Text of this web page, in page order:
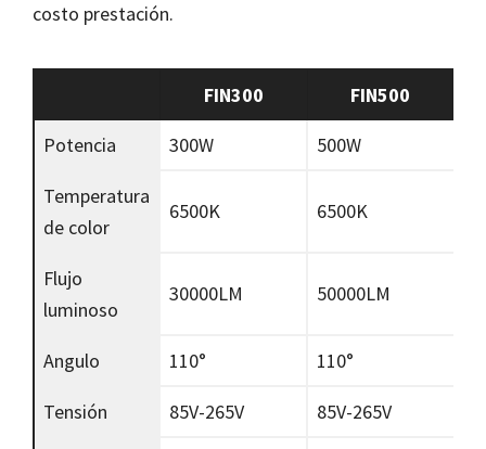
costo prestación.
FIN300
FIN500
Potencia
300W 500W
Temperatura
de color
6500K 6500K
Flujo
luminoso
30000LM 50000LM
Angulo 110° 110°
Tensión 85V-265V 85V-265V